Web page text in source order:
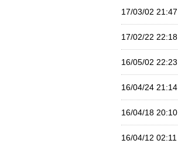
17/03/02 21:47
17/02/22 22:18
16/05/02 22:23
16/04/24 21:14
16/04/18 20:10
16/04/12 02:11